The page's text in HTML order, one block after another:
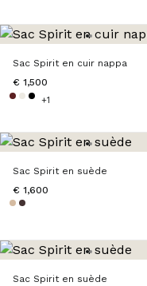
Sac Spirit en cuir nappa
€ 1,500
+1
Sac Spirit en suède
€ 1,600
Sac Spirit en suède